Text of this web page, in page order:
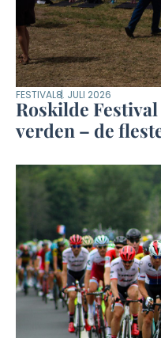
FESTIVAL8. JULI 2026
Roskilde
verden – de